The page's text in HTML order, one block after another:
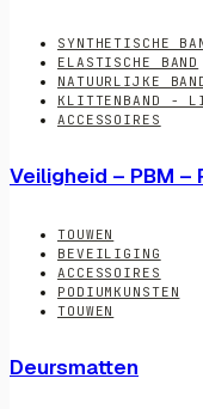
SYNTHETISCHE
ELASTISCHE BAND
NATUURLIJKE
KLITTENBAND -
ACCESSOIRES
Veiligheid – PBM –
TOUWEN
BEVEILIGING
ACCESSOIRES
PODIUMKUNSTEN
TOUWEN
Deursmatten